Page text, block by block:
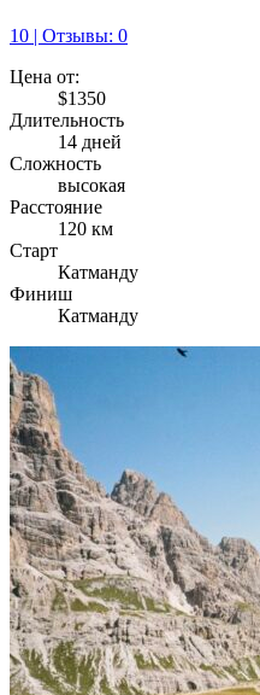
10 | Отзывы: 0
Цена от:
$1350
Длительность
14 дней
Сложность
высокая
Расстояние
120 км
Старт
Катманду
Финиш
Катманду